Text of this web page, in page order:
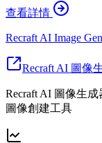
查看詳情
Recraft AI Image
Recraft AI 圖像
Recraft AI 圖像生
圖像創建工具